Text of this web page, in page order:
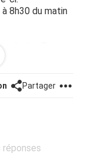
8h30 du matin
les 7 jours
? En
Partager
réponses